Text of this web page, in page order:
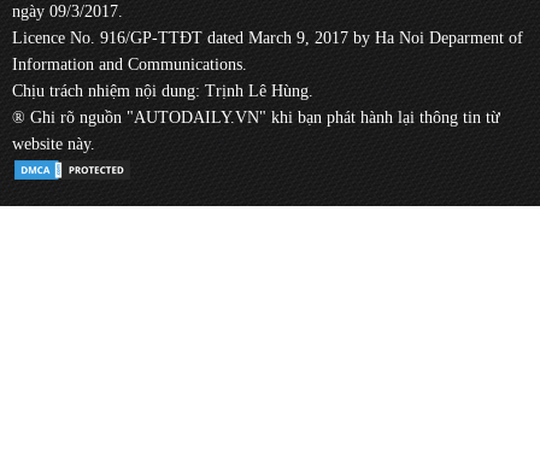
ngày 09/3/2017.
Licence No. 916/GP-TTĐT dated March 9, 2017 by Ha Noi Deparment of
Information and Communications.
Chịu trách nhiệm nội dung: Trịnh Lê Hùng.
® Ghi rõ nguồn "AUTODAILY.VN" khi bạn phát hành lại thông tin từ
website này.